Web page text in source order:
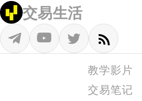
交易生活
教学影片
交易笔记